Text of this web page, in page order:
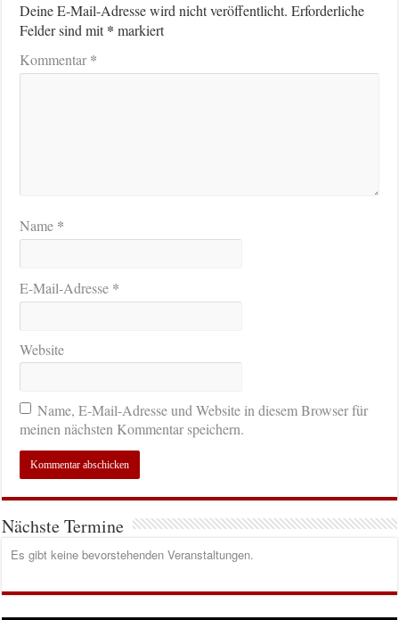
Deine E-Mail-Adresse wird nicht veröffentlicht. Erforderliche
Felder sind mit* markiert
Kommentar*
Name *
E-Mail-Adresse *
Website
Name, E-Mail-Adresse und Website in diesem Browser für
meinen nächsten Kommentar speichern.
Nächste Termine
Es gibt keine bevorstehenden Veranstaltungen.